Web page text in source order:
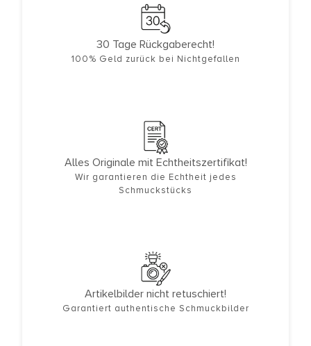
30 Tage Rückgaberecht!
100% Geld zurück bei Nichtgefallen
Alles Originale mit Echtheitszertifikat!
Wir garantieren die Echtheit jedes
Schmuckstücks
Artikelbilder nicht retuschiert!
Garantiert authentische Schmuckbilder